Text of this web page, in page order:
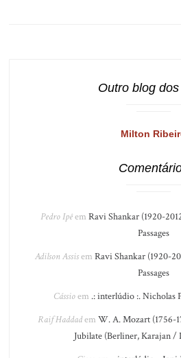
Outro blog
Milton
Pedro Ipêem Ravi Shankar (1920-
Passages
Adilson Assisem Ravi Shankar (1920-
Passages
Cássioem .: interlúdio :. Nicholas
Raif Haddadem W. A. Mozart (1756-
Jubilate (Berliner, Karajan /